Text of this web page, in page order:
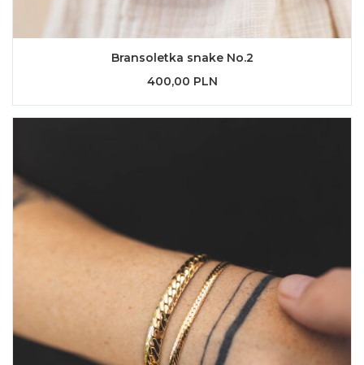
Bransoletka snake No.2
400,00 PLN